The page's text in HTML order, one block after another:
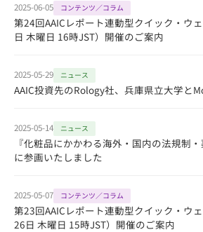
2025-06-05 コンテンツ／コラム
第24回AAICレポート連動型クイック・ウ
日 木曜日 16時JST）開催のご案内
2025-05-29 ニュース
AAIC投資先のRology社、兵庫県立大学と
2025-05-14 ニュース
『化粧品にかかわる海外・国内の法規制
に参画いたしました
2025-05-07 コンテンツ／コラム
第23回AAICレポート連動型クイック・ウ
26日 木曜日 15時JST）開催のご案内